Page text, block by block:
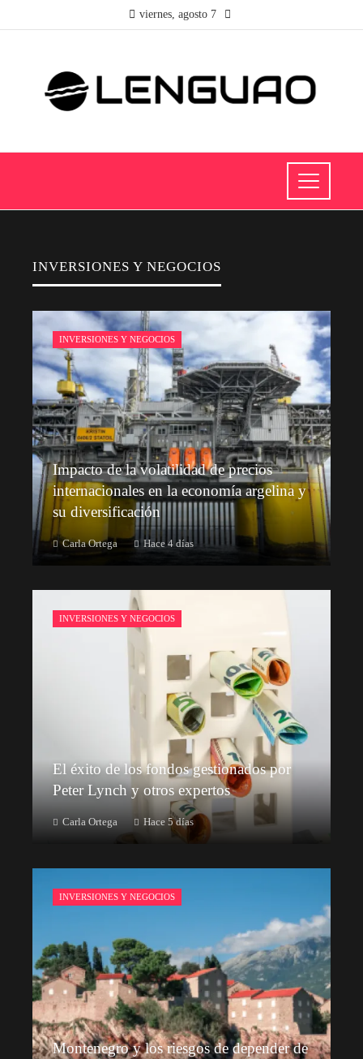
viernes, agosto 7
INVERSIONES Y NEGOCIOS
INVERSIONES Y NEGOCIOS
Impacto de la volatilidad de precios
internacionales en la economía argelina y
su diversificación
Carla Ortega Hace 4 días
INVERSIONES Y NEGOCIOS
El éxito de los fondos gestionados por
Peter Lynch y otros expertos
Carla Ortega Hace 5 días
INVERSIONES Y NEGOCIOS
Montenegro y los riesgos de depender de